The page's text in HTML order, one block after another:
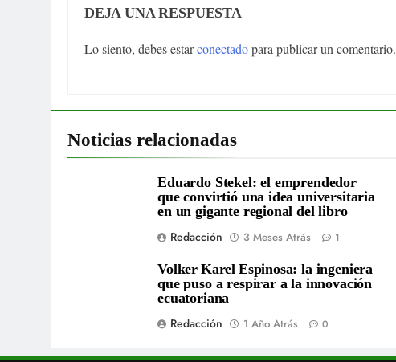
DEJA UNA RESPUESTA
Lo siento, debes estarconectadopara publicar un comentario.
Noticias relacionadas
Eduardo Stekel: el emprendedor
que convirtió una idea universitaria
en un gigante regional del libro
Redacción
3 Meses Atrás 1
Volker Karel Espinosa: la ingeniera
que puso a respirar a la innovación
ecuatoriana
Redacción
1 Año Atrás 0